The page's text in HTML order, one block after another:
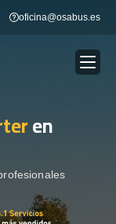
oficina@osabus.es
dropdown
dropdown
en